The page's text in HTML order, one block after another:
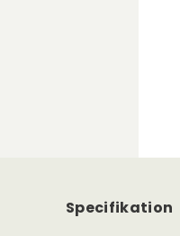
Specifikation